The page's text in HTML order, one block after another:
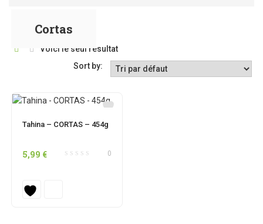
Cortas
Voici le seul résultat
Sort by:
Tahina – CORTAS – 454g
0
5,99 €